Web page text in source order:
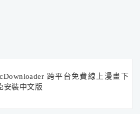
跨平台免費線上漫畫下
安裝中文版